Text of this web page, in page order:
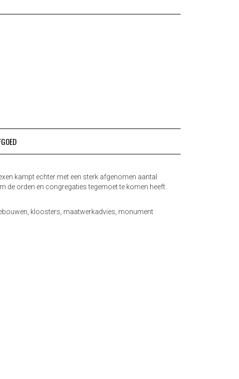
kampt echter met een sterk afgenomen aantal
de orden en congregaties tegemoet te komen heeft
kloosters maatwerkadvies monument